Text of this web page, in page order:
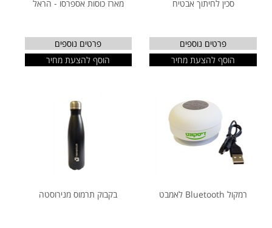
סכין לחיתוך אבטיח
פרטים נוספים
הוסף להצעת מחיר
מארז כוסות אספרסו - הראל
פרטים נוספים
הוסף להצעת מחיר
רמקול Bluetooth לאמבט בקבוק תרמוס מנירוסטה